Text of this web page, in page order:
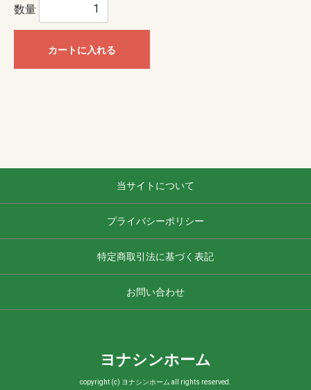
数量
カートに入れる
当サイトについて
プライバシーポリシー
特定商取引法に基づく表記
お問い合わせ
ヨナシンホーム
copyright (c) ヨナシンホーム all rights reserved.